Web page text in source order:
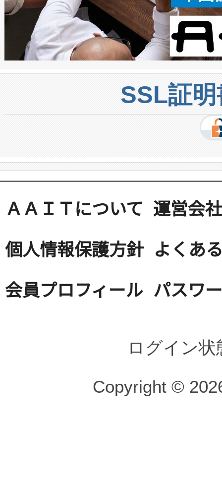
SSL証
ＡＡＩＴについて 運営会社
個人情報保護方針 よくあ
会員プロフィール パスワ
ログイン
Copyright ©